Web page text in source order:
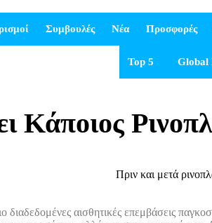
Συμβουλές Νέα Προσφορές
Top 5 Global
Κάποιος
διαδεδομένες αισθητικές επεμβάσεις